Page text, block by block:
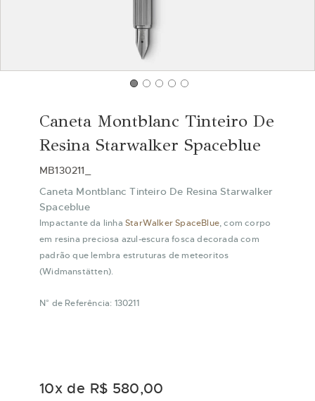
10x de R$ 580,00
Caneta Montblanc Tinteiro De
Resina Starwalker Spaceblue
MB130211_
Caneta Montblanc Tinteiro De Resina Starwalker
Spaceblue
Impactante da linha StarWalker SpaceBlue, com corpo
em resina preciosa azul‑escura fosca decorada com
padrão que lembra estruturas de meteoritos
(Widmanstätten).
N° de Referência: 130211